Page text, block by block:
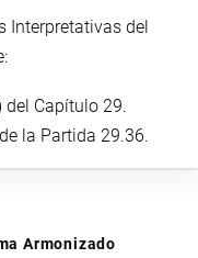
Interpretativas del
Capítulo 29.
la Partida 29.36.
Armonizado